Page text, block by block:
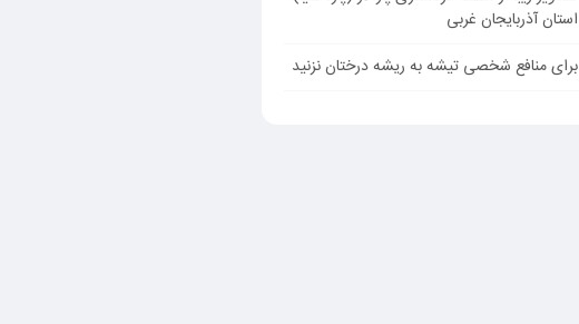
استان آذربایجان غربی
برای منافع شخصی تیشه به ریشه درختان نزنید